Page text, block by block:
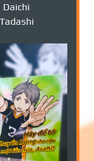
Daichi